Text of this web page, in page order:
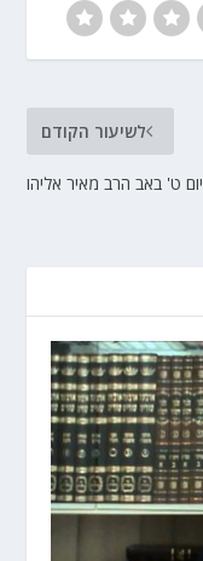
לשיעור הקודם
יום ט' באב הרב מאיר אליהו